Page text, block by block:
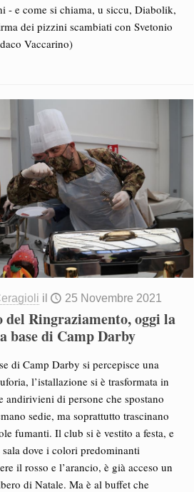
- e come si chiama, u siccu, Diabolik,
dei pizzini scambiati con Svetonio
Vaccarino)
il 25 Novembre 2021
Ringraziamento, oggi la
base di Camp Darby
di Camp Darby si percepisce una
l’istallazione si è trasformata in
andirivieni di persone che spostano
sedie, ma soprattutto trascinano
fumanti. Il club si è vestito a festa, e
dove i colori predominanti
il rosso e l’arancio, è già acceso un
di Natale. Ma è al buffet che